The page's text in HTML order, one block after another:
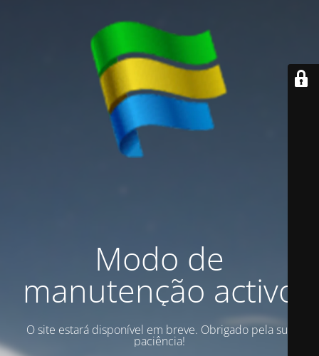
Modo de
manutenção activo
O site estará disponível em breve. Obrigado pela sua
paciência!